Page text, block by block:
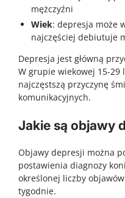
mężczyźni
Wiek: depresja może
najczęściej debiutuje
Depresja jest główną
W grupie wiekowej 15-
najczęstszą przyczynę
komunikacyjnych.
Jakie są objawy
Objawy depresji można
postawienia diagnozy
określonej liczby
tygodnie.